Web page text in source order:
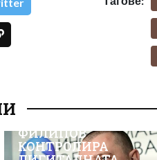
ФИЛИПОВ
КОНТРОЛИРА